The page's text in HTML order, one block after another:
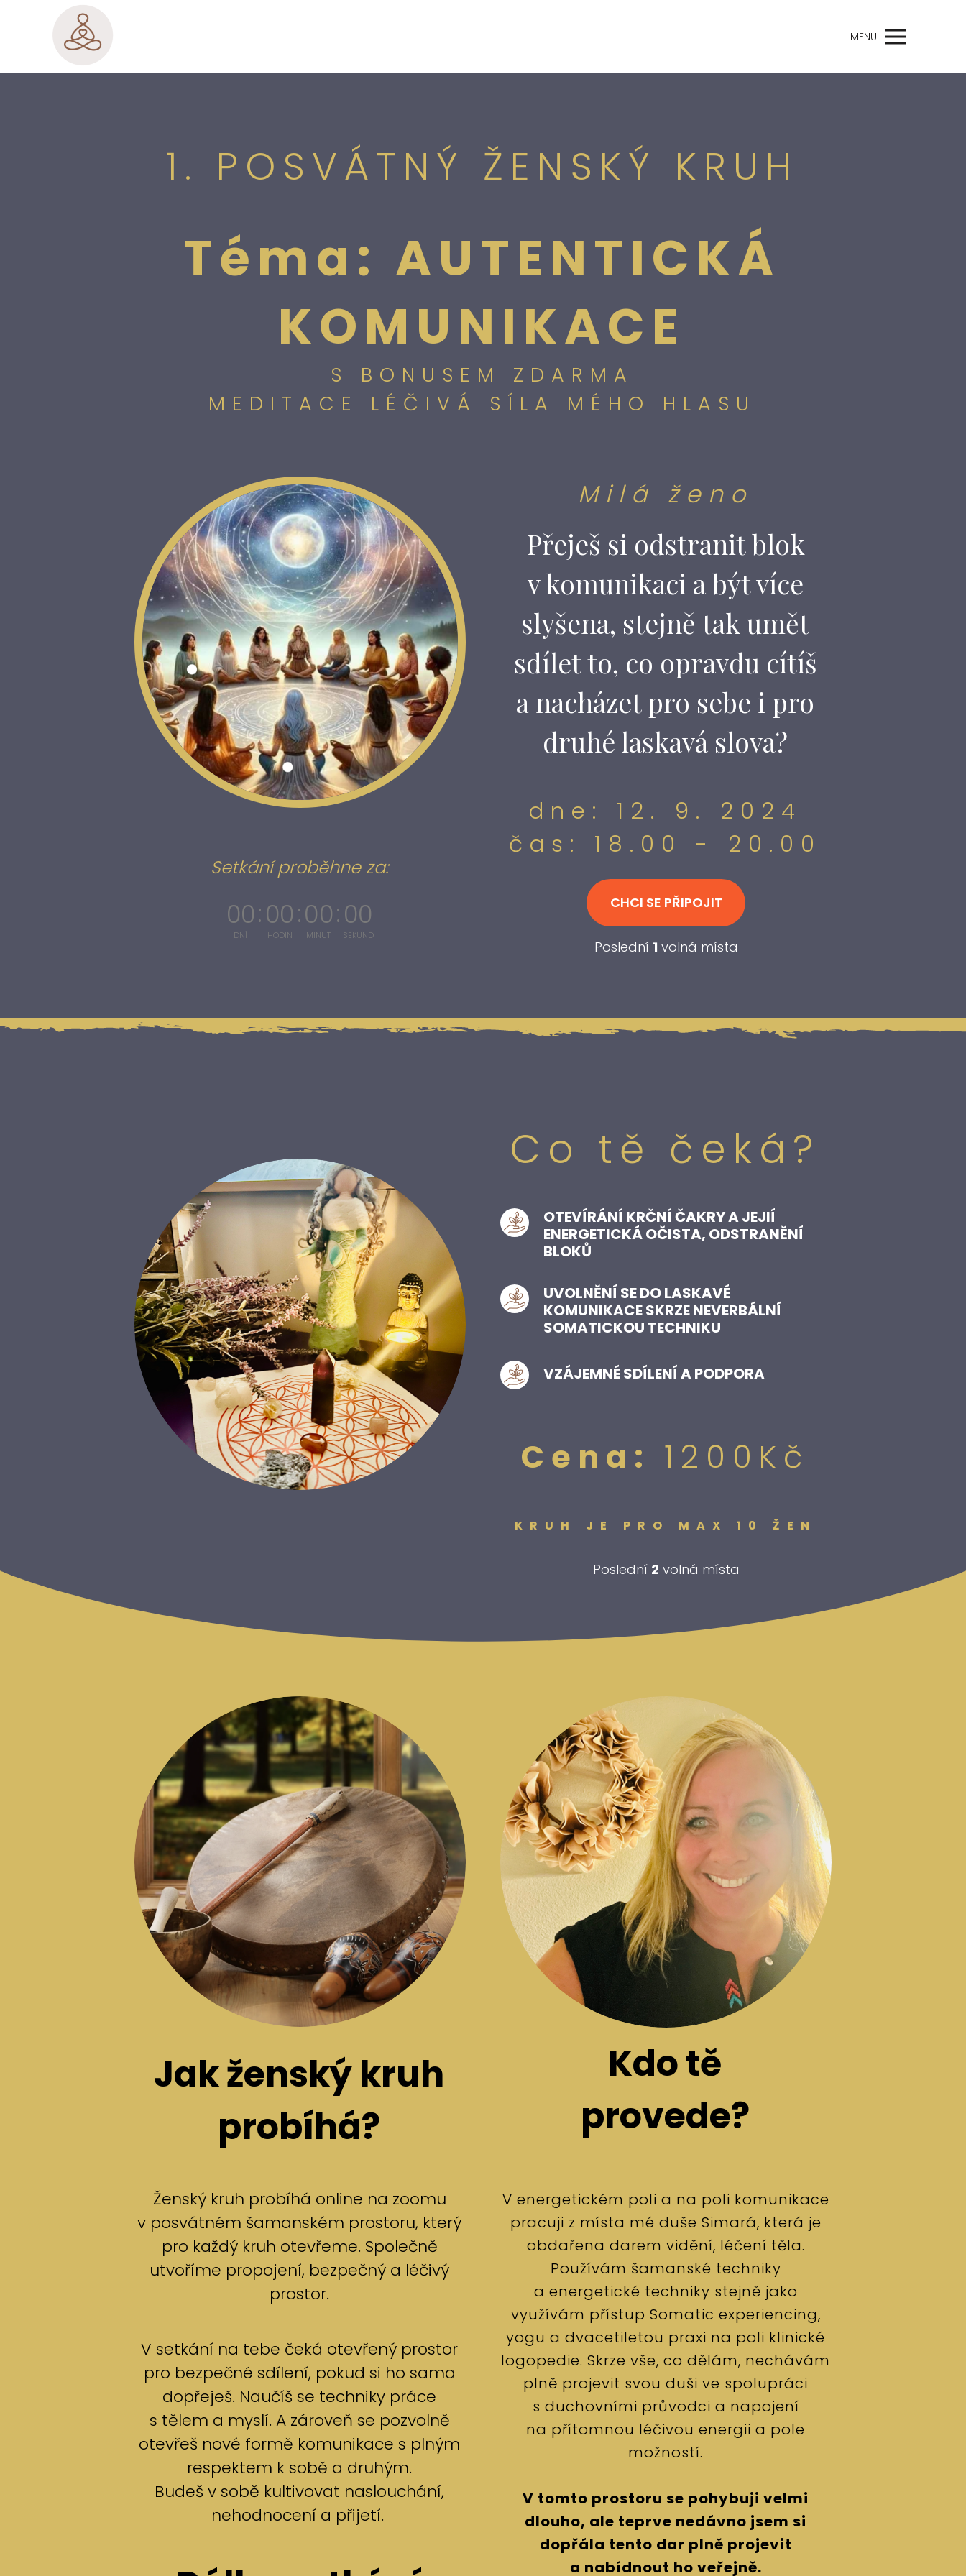
MENU
1. POSVÁTNÝ ŽENSKÝ KRUH
Téma: AUTENTICKÁ
KOMUNIKACE
S BONUSEM ZDARMA
MEDITACE LÉČIVÁ SÍLA MÉHO HLASU
Setkání proběhne za:
00
DNÍ
00
HODIN
00
MINUT
00
SEKUND
Milá ženo
Přeješ si odstranit blok
v komunikaci a být více
slyšena, stejně tak umět
sdílet to, co opravdu cítíš
a nacházet pro sebe i pro
druhé laskavá slova?
dne: 12. 9. 2024
čas: 18.00 - 20.00
CHCI SE PŘIPOJIT
Poslední 1 volná místa
Co tě čeká?
OTEVÍRÁNÍ KRČNÍ ČAKRY A JEJIÍ
ENERGETICKÁ OČISTA, ODSTRANĚNÍ
BLOKŮ
UVOLNĚNÍ SE DO LASKAVÉ
KOMUNIKACE SKRZE NEVERBÁLNÍ
SOMATICKOU TECHNIKU
VZÁJEMNÉ SDÍLENÍ A PODPORA
Cena: 1200Kč
KRUH JE PRO MAX 10 ŽEN
Poslední 2 volná místa
Jak ženský kruh
probíhá?
Ženský kruh probíhá online na zoomu
v posvátném šamanském prostoru, který
pro každý kruh otevřeme. Společně
utvoříme propojení, bezpečný a léčivý
prostor.
V setkání na tebe čeká otevřený prostor
pro bezpečné sdílení, pokud si ho sama
dopřeješ. Naučíš se techniky práce
s tělem a myslí. A zároveň se pozvolně
otevřeš nové formě komunikace s plným
respektem k sobě a druhým.
Budeš v sobě kultivovat naslouchání,
nehodnocení a přijetí.
Kdo tě
provede?
V energetickém poli a na poli komunikace
pracuji z místa mé duše Simará, která je
obdařena darem vidění, léčení těla.
Používám šamanské techniky
a energetické techniky stejně jako
využívám přístup Somatic experiencing,
yogu a dvacetiletou praxi na poli klinické
logopedie. Skrze vše, co dělám, nechávám
plně projevit svou duši ve spolupráci
s duchovními průvodci a napojení
na přítomnou léčivou energii a pole
možností.
V tomto prostoru se pohybuji velmi
dlouho, ale teprve nedávno jsem si
dopřála tento dar plně projevit
a nabídnout ho veřejně.